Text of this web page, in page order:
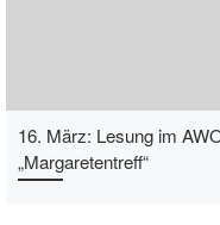
16. März: Lesung im
„Margaretentreff“